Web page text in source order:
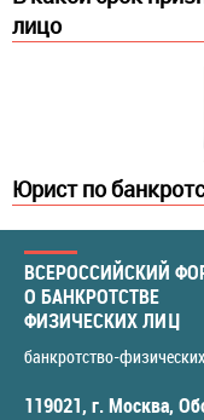
лицо
Юрист по
ВСЕРОССИЙСКИЙ
О БАНКРОТСТВЕ
ФИЗИЧЕСКИХ ЛИЦ
банкротство-
119021, г. Москва,